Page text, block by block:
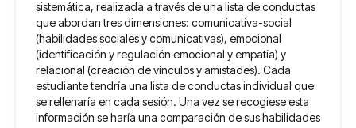
sistemática, realizada a través de una lista de conductas
que abordan tres dimensiones: comunicativa-social
(habilidades sociales y comunicativas), emocional
(identificación y regulación emocional y empatía) y
relacional (creación de vínculos y amistades). Cada
estudiante tendría una lista de conductas individual que
se rellenaría en cada sesión. Una vez se recogiese esta
información se haría una comparación de sus habilidades